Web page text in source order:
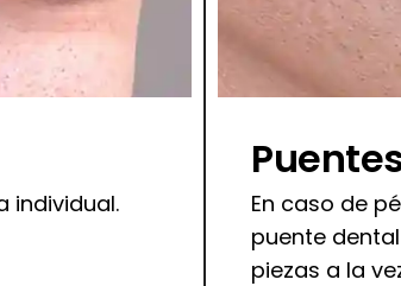
individual.
En caso de
puente
piezas a la